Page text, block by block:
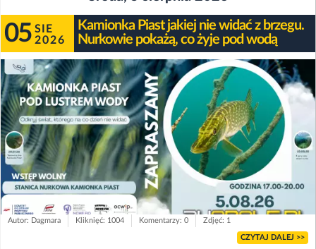
05 SIE
2026
Kamionka Piast jakiej nie widać z brzegu.
Nurkowie pokażą, co żyje pod wodą
Autor: Dagmara Kliknięć: 1004 Komentarzy: 0 Zdjęć: 1
CZYTAJ DALEJ >>